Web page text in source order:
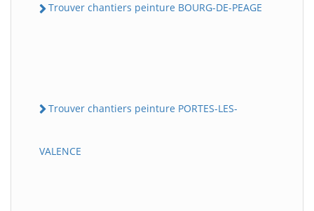
Trouver chantiers peinture BOURG-DE-PEAGE
Trouver chantiers peinture PORTES-LES-
VALENCE